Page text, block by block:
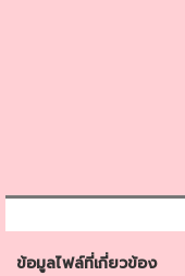
ข้อมูลไฟล์ที่เกี่ยวข้อง